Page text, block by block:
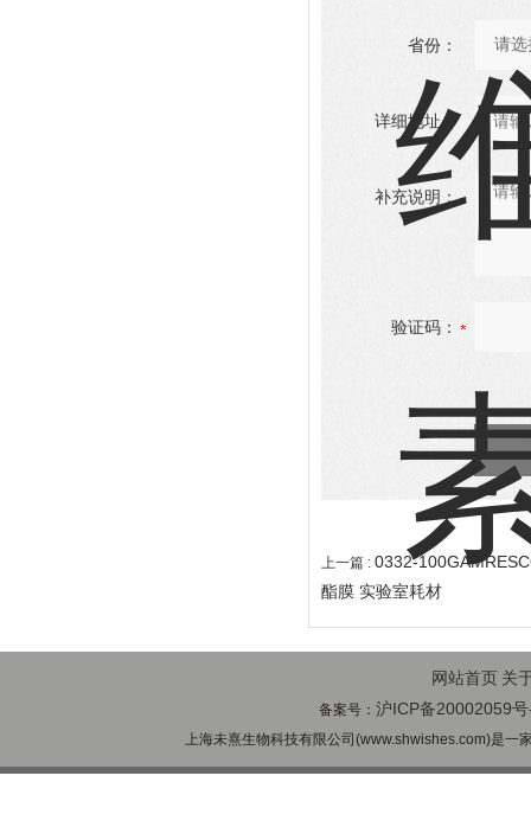
省份：
详细地址：
补充说明：
验证码：
上一篇 : 0332-
酯膜 实验室耗材
网站首页 关
备案号：沪ICP备20002059
上海未熹生物科技有限公司(www.shwishes.com)是一